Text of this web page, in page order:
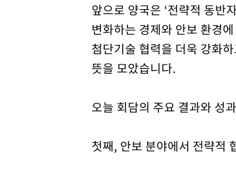
앞으로 양국은 ‘전략적 동반
변화하는 경제와 안보 환경
첨단기술 협력을 더욱 강화
뜻을 모았습니다.
오늘 회담의 주요 결과와 성
첫째, 안보 분야에서 전략적